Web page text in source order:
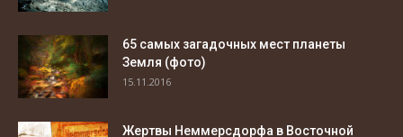
65 самых загадочных мест планеты
Земля (фото)
15.11.2016
Жертвы Неммерсдорфа в Восточной